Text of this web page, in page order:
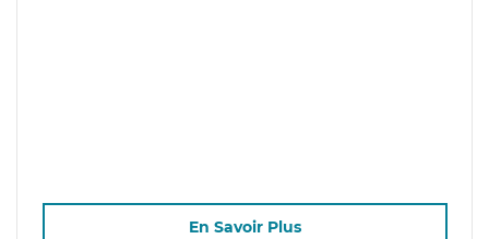
En Savoir Plus